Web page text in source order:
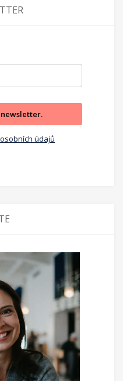
údajů